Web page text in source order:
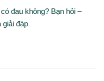
đau không? Bạn hỏi –
giải đáp